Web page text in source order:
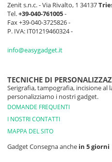
Zenit s.n.c. - Via Rivalto, 1 34137
Tel.+39-040-761005-
Fax +39-040-3725826 -
P. IVA: IT01219460324 -
info@easygadget.it
TECNICHE DI
Serigrafia, tampografia, incisione al
personalizziamo i nostri gadget.
DOMANDE FREQUENTI
I NOSTRI CONTATTI
MAPPA DEL SITO
Gadget Consegna anche in 5 giorni